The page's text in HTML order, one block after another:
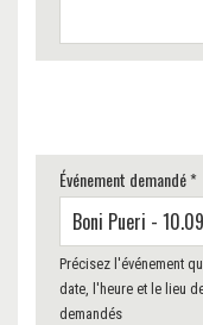
Événement demandé *
Précisez l'événement
date, l'heure et le lieu
demandés